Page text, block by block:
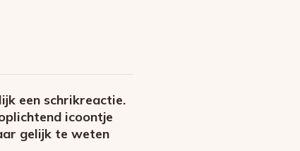
een schrikreactie.
icoontje
gelijk te weten